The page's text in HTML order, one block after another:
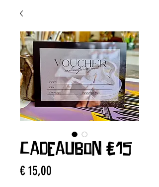
Cadeaubon €15
€ 15,00